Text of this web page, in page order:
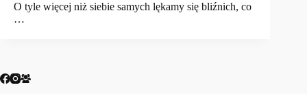
O tyle więcej niż siebie samych lękamy się bliźnich, co
…